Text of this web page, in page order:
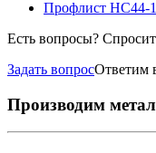
Профлист НС44-
Есть вопросы?
Задать вопросОтветим
Производим